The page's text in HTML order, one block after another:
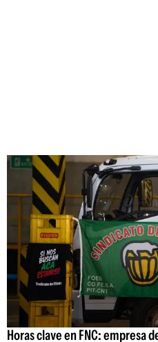
Horas clave en FNC: empresa